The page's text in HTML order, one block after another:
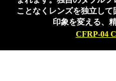
ことなくレンズを独立し
印象を変える、
CFRP-04